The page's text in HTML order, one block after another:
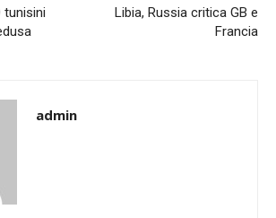
tunisini
Libia, Russia critica GB e
Francia
admin